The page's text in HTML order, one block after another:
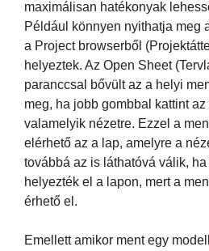
maximálisan hatékonyak
Például könnyen nyithatja meg
a Project browserből
helyeztek. Az Open Sheet
paranccsal bővült az a helyi
meg, ha jobb gombbal kattint
valamelyik nézetre. Ezzel a
elérhető az a lap, amelyre a
továbbá az is láthatóvá válik,
helyezték el a lapon, mert a
érhető el.
Emellett amikor ment egy